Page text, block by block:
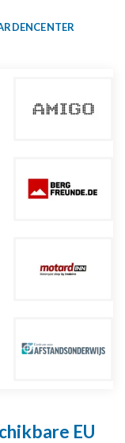
EU